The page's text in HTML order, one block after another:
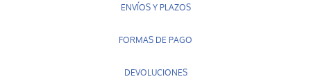
ENVÍOS Y PLAZOS
FORMAS DE PAGO
DEVOLUCIONES